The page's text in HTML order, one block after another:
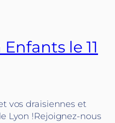
le 11
vos draisiennes et
Lyon !Rejoignez-nous